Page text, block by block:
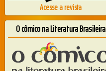
Acesse a revista
O cômico na Literatura Brasileira